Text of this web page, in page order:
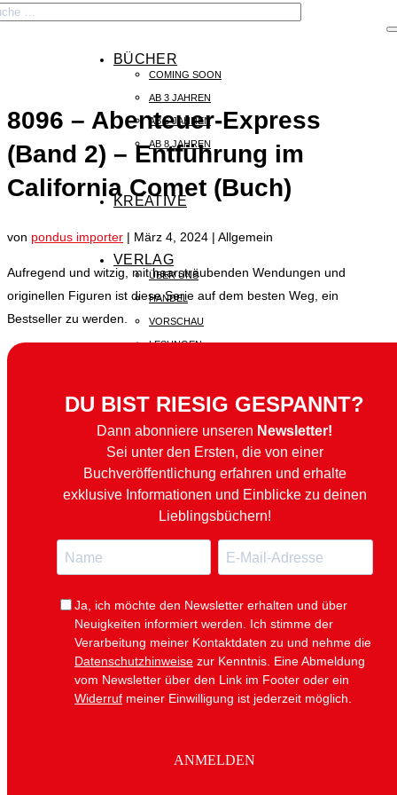
BÜCHER
COMING SOON
AB 3 JAHREN
AB 6 JAHREN
AB 8 JAHREN
KREATIVE
VERLAG
ÜBER UNS
HANDEL
VORSCHAU
LESUNGEN
KONTAKT
JOBS
BÜCHER
VERLAG
KOMMUNIKATION@www.jumbobuecher.de
IMPRESSUM
DATENSCHUTZ
8096 – Abenteuer-Express
(Band 2) – Entführung im
California Comet (Buch)
von pondus importer | März 4, 2024 | Allgemein
Aufregend und witzig, mit haarsträubenden Wendungen und
originellen Figuren ist diese Serie auf dem besten Weg, ein
Bestseller zu werden.
DU BIST RIESIG GESPANNT?
Dann abonniere unseren Newsletter!
Sei unter den Ersten, die von einer
Buchveröffentlichung erfahren und erhalte
exklusive Informationen und Einblicke zu deinen
Lieblingsbüchern!
N
e
E
a
i
l
Ja, ich möchte den Newsletter erhalten und über
Neuigkeiten informiert werden. Ich stimme der
Verarbeitung meiner Kontaktdaten zu und nehme die
Datenschutzhinweise zur Kenntnis. Eine Abmeldung
vom Newsletter über den Link im Footer oder ein
Widerruf meiner Einwilligung ist jederzeit möglich.
ANMELDEN